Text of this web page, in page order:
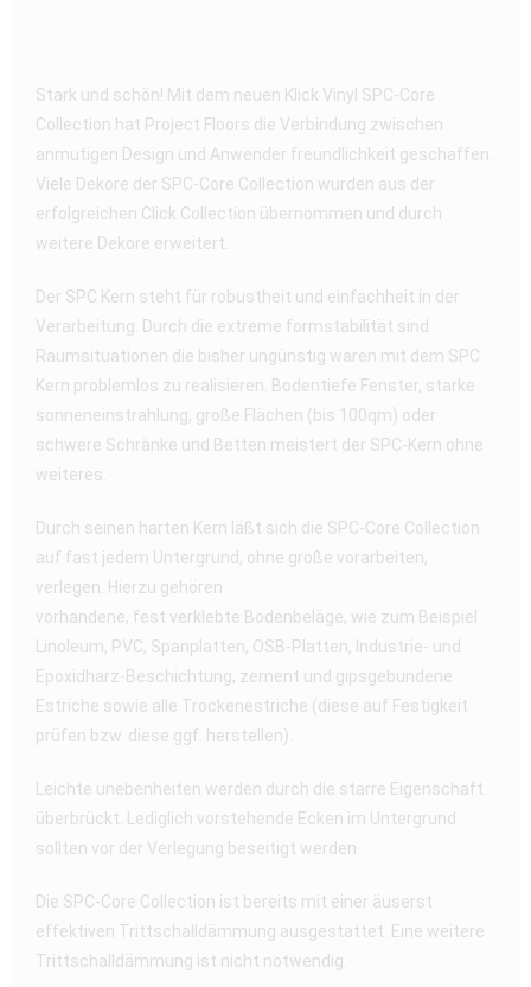
Stark und schön! Mit dem neuen Klick Vinyl SPC-Core
Collection hat Project Floors die Verbindung zwischen
anmutigen Design und Anwender freundlichkeit geschaffen.
Viele Dekore der SPC-Core Collection wurden aus der
erfolgreichen Click Collection übernommen und durch
weitere Dekore erweitert.
Der SPC Kern steht für robustheit und einfachheit in der
Verarbeitung. Durch die extreme formstabilität sind
Raumsituationen die bisher ungünstig waren mit dem SPC
Kern problemlos zu realisieren. Bodentiefe Fenster, starke
sonneneinstrahlung, große Flächen (bis 100qm) oder
schwere Schränke und Betten meistert der SPC-Kern ohne
weiteres.
Durch seinen harten Kern läßt sich die SPC-Core Collection
auf fast jedem Untergrund, ohne große vorarbeiten,
verlegen. Hierzu gehören
vorhandene, fest verklebte Bodenbeläge, wie zum Beispiel
Linoleum, PVC, Spanplatten, OSB-Platten, Industrie- und
Epoxidharz-Beschichtung, zement und gipsgebundene
Estriche sowie alle Trockenestriche (diese auf Festigkeit
prüfen bzw. diese ggf. herstellen).
Leichte unebenheiten werden durch die starre Eigenschaft
überbrückt. Lediglich vorstehende Ecken im Untergrund
sollten vor der Verlegung beseitigt werden.
Die SPC-Core Collection ist bereits mit einer äuserst
effektiven Trittschalldämmung ausgestattet. Eine weitere
Trittschalldämmung ist nicht notwendig.